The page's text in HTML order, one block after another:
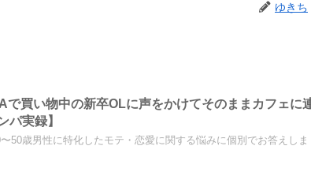
ゆきち
で買い物中の新卒OLに声をかけてそのままカフェに
パ実録】
50歳男性に特化したモテ・恋愛に関する悩みに個別でお答えしま